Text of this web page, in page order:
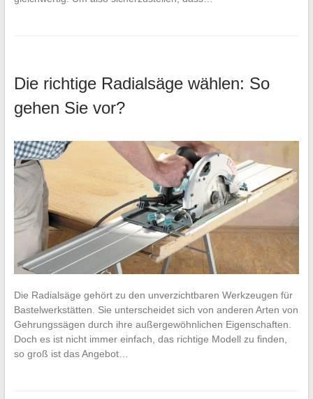
Die richtige Radialsäge wählen: So
gehen Sie vor?
Die Radialsäge gehört zu den unverzichtbaren Werkzeugen für
Bastelwerkstätten. Sie unterscheidet sich von anderen Arten von
Gehrungssägen durch ihre außergewöhnlichen Eigenschaften.
Doch es ist nicht immer einfach, das richtige Modell zu finden,
so groß ist das Angebot…